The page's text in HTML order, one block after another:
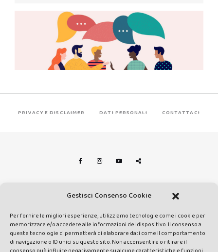
Gestisci Consenso Cookie
Per fornire le migliori esperienze, utilizziamo tecnologie come i cookie per
memorizzare e/o accedere alle informazioni del dispositivo. Il consenso a
queste tecnologie ci permetterà di elaborare dati come il comportamento
di navigazione o ID unici su questo sito. Non acconsentire o ritirare il
PRIVACY E DISCLAIMER DATI PERSONALI CONTATTACI
Made by Avatar Web Communication © Copyright 2013-2026. All
rights reserved - Testata registrata presso il Tribunale di Siena con
autorizzazione n°1 del 12/04/2014 - Direttrice Responsabile: Chiara
Cacace - E-mail: direzione@lavaldichiana.it - Editore: Valdichiana
Media Srl – P.IVA e C.F. 01377300528 –
amministrazione@lavaldichiana.it - Sede legale: Piazza Nazioni Unite